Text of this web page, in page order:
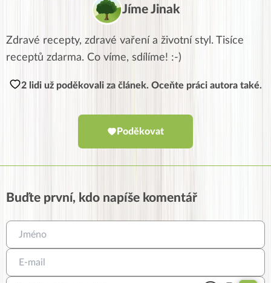
Jíme Jinak
Zdravé recepty, zdravé vaření a životní styl. Tisíce
receptů zdarma. Co víme, sdílíme! :-)
2 lidi už poděkovali za článek. Oceňte práci autora také.
Poděkovat
Buďte první, kdo napíše komentář